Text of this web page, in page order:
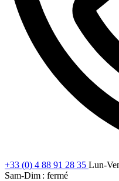
+33 (0) 4 88 91 28 35 Lun-
Sam-Dim : fermé